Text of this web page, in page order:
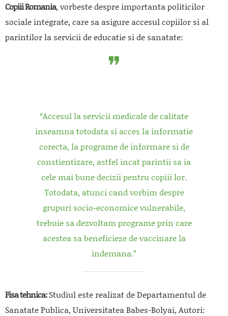
Copiii Romania, vorbeste despre importanta politicilor
sociale integrate, care sa asigure accesul copiilor si al
parintilor la servicii de educatie si de sanatate:
“Accesul la servicii medicale de calitate
inseamna totodata si acces la informatie
corecta, la programe de informare si de
constientizare, astfel incat parintii sa ia
cele mai bune decizii pentru copiii lor.
Totodata, atunci cand vorbim despre
grupuri socio-economice vulnerabile,
trebuie sa dezvoltam programe prin care
acestea sa beneficieze de vaccinare la
indemana.”
Fisa tehnica:Studiul este realizat deDepartamentul de
Sanatate Publica, Universitatea Babes-Bolyai, Autori: